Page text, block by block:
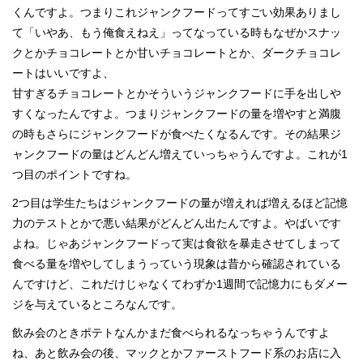
くんですよ。つまりこれジャンクフードってすごい効果ありまし
て「いやあ、もう俺食えねえ」ってなっている時もなぜかスナッ
クとかチョコレートとか甘いチョコレートとか、ダークチョコレ
ートはいいですよ、
甘すぎるチョコレートとかそういうジャンクフードに手を出しや
すくなったんですよ。つまりジャンクフードの量を増やすと満腹
の時もさらにジャンクフードが食べたくなるんです。その結果ジ
ャンクフードの量はどんどん増えていっちゃうんですよ。これが1
つ目のポイントですね。
2つ目は学生たちはジャンクフードの量が増えれば増えるほど記憶
力のテストとかで悪い結果がどんどん出たんですよ。やばいです
よね。じゃあジャンクフードって実は食欲を暴走させてしまって
食べる量を増やしてしまうっていう現象は昔から確認されている
んですけど、これだけじゃなくてわずか1週間で記憶力にもダメー
ジを与えているところなんです。
飲み会のときポテトなんかまだ食べられるなっちゃうんですよ
ね、あと飲み会の後、マックとかファーストフード系のお店に入